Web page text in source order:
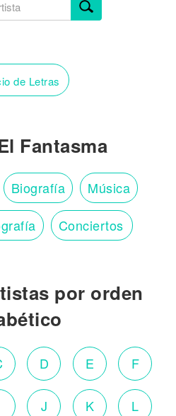
de Letras
Fantasma
Biografía Música
Conciertos
por orden
D E F
J K L